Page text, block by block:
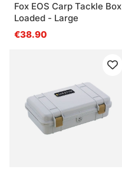
Fox EOS Carp Tackle Box
Loaded - Large
€38.90